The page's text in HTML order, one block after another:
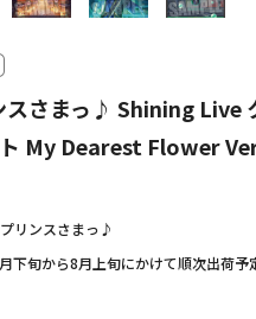
さまっ♪ Shining Live
My Dearest Flower
リンスさまっ♪
下旬から8月上旬にかけて順次出荷予